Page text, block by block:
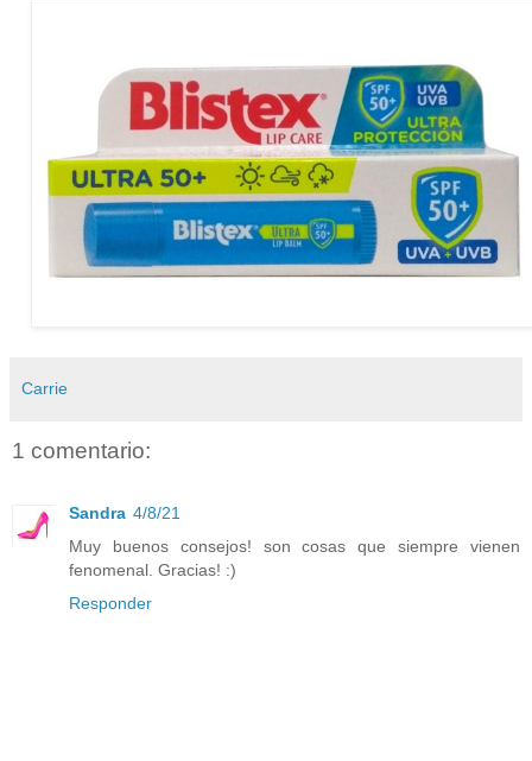
Carrie
1 comentario:
Sandra 4/8/21
Muy buenos consejos! son cosas que siempre vienen
fenomenal. Gracias! :)
Responder